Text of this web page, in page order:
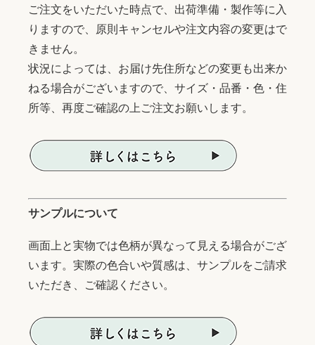
ご注文をいただいた時点で、出荷準備・製作等に入
りますので、原則キャンセルや注文内容の変更はで
きません。
状況によっては、お届け先住所などの変更も出来か
ねる場合がございますので、サイズ・品番・色・住
所等、再度ご確認の上ご注文お願いします。
サンプルについて
画面上と実物では色柄が異なって見える場合がござ
います。実際の色合いや質感は、サンプルをご請求
いただき、ご確認ください。